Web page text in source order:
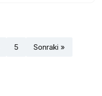
5 Sonraki »